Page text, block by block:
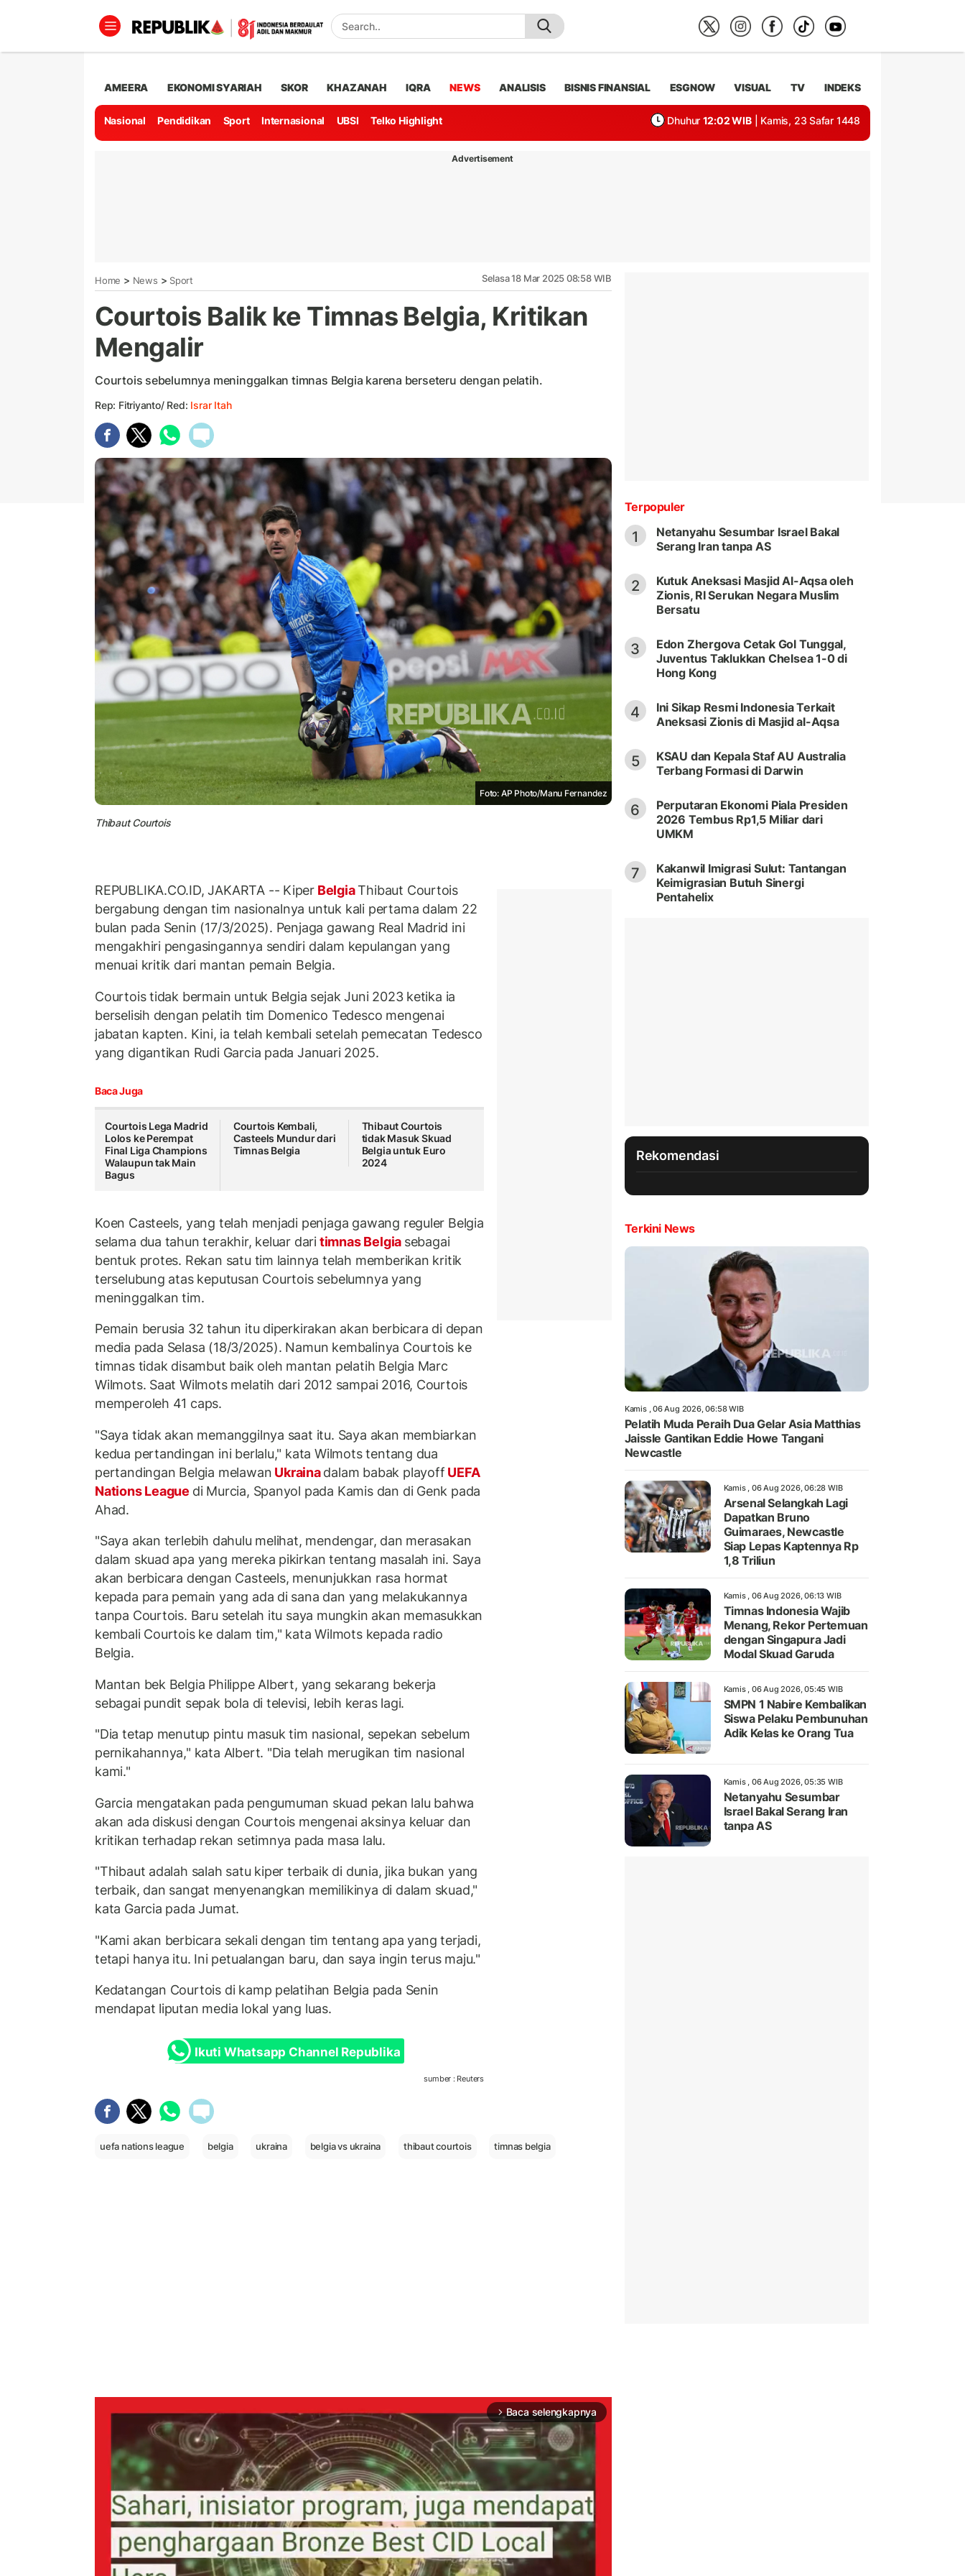
AMEERA EKONOMI SYARIAH SKOR KHAZANAH IQRA NEWS ANALISIS BISNIS FINANSIAL ESGNOW VISUAL TV INDEKS
Nasional Pendidikan Sport Internasional UBSI Telko Highlight Dhuhur 12:02 WIB | Kamis, 23 Safar 1448
Advertisement
Home > News > Sport Selasa 18 Mar 2025 08:58 WIB
Courtois Balik ke Timnas Belgia, Kritikan
Mengalir
Courtois sebelumnya meninggalkan timnas Belgia karena berseteru dengan pelatih.
Rep: Fitriyanto/ Red: Israr Itah
Foto: AP Photo/Manu Fernandez
Thibaut Courtois
REPUBLIKA.CO.ID, JAKARTA -- Kiper BelgiaThibaut Courtois
bergabung dengan tim nasionalnya untuk kali pertama dalam 22
bulan pada Senin (17/3/2025). Penjaga gawang Real Madrid ini
mengakhiri pengasingannya sendiri dalam kepulangan yang
menuai kritik dari mantan pemain Belgia.
Courtois tidak bermain untuk Belgia sejak Juni 2023 ketika ia
berselisih dengan pelatih tim Domenico Tedesco mengenai
jabatan kapten. Kini, ia telah kembali setelah pemecatan Tedesco
yang digantikan Rudi Garcia pada Januari 2025.
Baca Juga
Courtois Lega Madrid
Lolos ke Perempat
Final Liga Champions
Walaupun tak Main
Bagus
Courtois Kembali,
Casteels Mundur dari
Timnas Belgia
Thibaut Courtois
tidak Masuk Skuad
Belgia untuk Euro
2024
Koen Casteels, yang telah menjadi penjaga gawang reguler Belgia
selama dua tahun terakhir, keluar daritimnas Belgia sebagai
bentuk protes. Rekan satu tim lainnya telah memberikan kritik
terselubung atas keputusan Courtois sebelumnya yang
meninggalkan tim.
Pemain berusia 32 tahun itu diperkirakan akan berbicara di depan
media pada Selasa (18/3/2025). Namun kembalinya Courtois ke
timnas tidak disambut baik oleh mantan pelatih Belgia Marc
Wilmots. Saat Wilmots melatih dari 2012 sampai 2016, Courtois
memperoleh 41 caps.
"Saya tidak akan memanggilnya saat itu. Saya akan membiarkan
kedua pertandingan ini berlalu," kata Wilmots tentang dua
pertandingan Belgia melawan Ukrainadalam babak playoff UEFA
Nations League di Murcia, Spanyol pada Kamis dan di Genk pada
Ahad.
"Saya akan terlebih dahulu melihat, mendengar, dan merasakan
dalam skuad apa yang mereka pikirkan tentang masalah ini. Saya
akan berbicara dengan Casteels, menunjukkan rasa hormat
kepada para pemain yang ada di sana dan yang melakukannya
tanpa Courtois. Baru setelah itu saya mungkin akan memasukkan
kembali Courtois ke dalam tim," kata Wilmots kepada radio
Belgia.
Mantan bek Belgia Philippe Albert, yang sekarang bekerja
sebagai pundit sepak bola di televisi, lebih keras lagi.
"Dia tetap menutup pintu masuk tim nasional, sepekan sebelum
pernikahannya," kata Albert. "Dia telah merugikan tim nasional
kami."
Garcia mengatakan pada pengumuman skuad pekan lalu bahwa
akan ada diskusi dengan Courtois mengenai aksinya keluar dan
kritikan terhadap rekan setimnya pada masa lalu.
"Thibaut adalah salah satu kiper terbaik di dunia, jika bukan yang
terbaik, dan sangat menyenangkan memilikinya di dalam skuad,"
kata Garcia pada Jumat.
"Kami akan berbicara sekali dengan tim tentang apa yang terjadi,
tetapi hanya itu. Ini petualangan baru, dan saya ingin terus maju."
Kedatangan Courtois di kamp pelatihan Belgia pada Senin
mendapat liputan media lokal yang luas.
Ikuti Whatsapp Channel Republika
sumber : Reuters
uefa nations league belgia ukraina belgia vs ukraina thibaut courtois timnas belgia
arrow_forward_ios Baca selengkapnya
Terpopuler
1
Netanyahu Sesumbar Israel Bakal
Serang Iran tanpa AS
2
Kutuk Aneksasi Masjid Al-Aqsa oleh
Zionis, RI Serukan Negara Muslim
Bersatu
3
Edon Zhergova Cetak Gol Tunggal,
Juventus Taklukkan Chelsea 1-0 di
Hong Kong
4
Ini Sikap Resmi Indonesia Terkait
Aneksasi Zionis di Masjid al-Aqsa
5
KSAU dan Kepala Staf AU Australia
Terbang Formasi di Darwin
6
Perputaran Ekonomi Piala Presiden
2026 Tembus Rp1,5 Miliar dari
UMKM
7
Kakanwil Imigrasi Sulut: Tantangan
Keimigrasian Butuh Sinergi
Pentahelix
Rekomendasi
Terkini News
Kamis , 06 Aug 2026, 06:58 WIB
Pelatih Muda Peraih Dua Gelar Asia Matthias
Jaissle Gantikan Eddie Howe Tangani
Newcastle
Kamis , 06 Aug 2026, 06:28 WIB
Arsenal Selangkah Lagi
Dapatkan Bruno
Guimaraes, Newcastle
Siap Lepas Kaptennya Rp
1,8 Triliun
Kamis , 06 Aug 2026, 06:13 WIB
Timnas Indonesia Wajib
Menang, Rekor Pertemuan
dengan Singapura Jadi
Modal Skuad Garuda
Kamis , 06 Aug 2026, 05:45 WIB
SMPN 1 Nabire Kembalikan
Siswa Pelaku Pembunuhan
Adik Kelas ke Orang Tua
Kamis , 06 Aug 2026, 05:35 WIB
Netanyahu Sesumbar
Israel Bakal Serang Iran
tanpa AS